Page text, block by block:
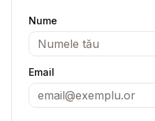
Nume
Email